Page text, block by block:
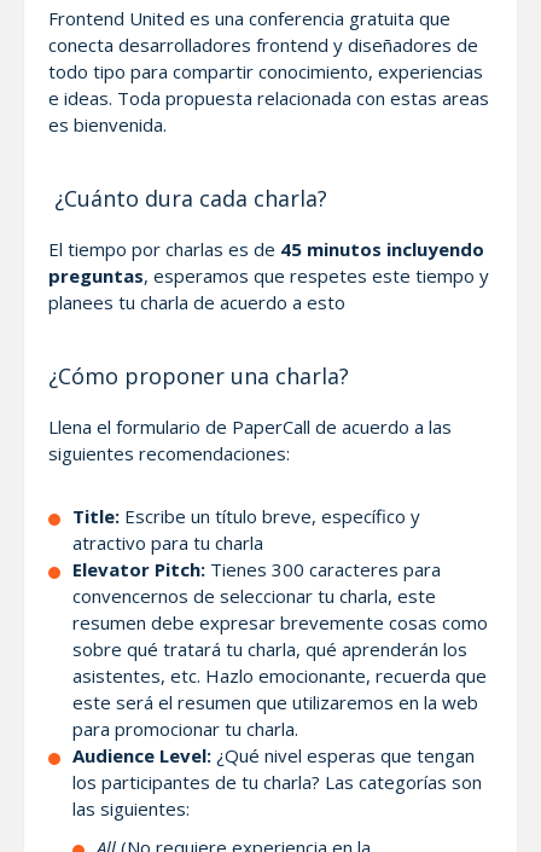
Frontend United es una conferencia gratuita que
conecta desarrolladores frontend y diseñadores de
todo tipo para compartir conocimiento, experiencias
e ideas. Toda propuesta relacionada con estas areas
es bienvenida.
¿Cuánto dura cada charla?
El tiempo por charlas es de 45 minutos incluyendo
preguntas, esperamos que respetes este tiempo y
planees tu charla de acuerdo a esto
¿Cómo proponer una charla?
Llena el formulario de PaperCall de acuerdo a las
siguientes recomendaciones:
Title: Escribe un título breve, específico y
atractivo para tu charla
Elevator Pitch: Tienes 300 caracteres para
convencernos de seleccionar tu charla, este
resumen debe expresar brevemente cosas como
sobre qué tratará tu charla, qué aprenderán los
asistentes, etc. Hazlo emocionante, recuerda que
este será el resumen que utilizaremos en la web
para promocionar tu charla.
Audience Level: ¿Qué nivel esperas que tengan
los participantes de tu charla? Las categorías son
las siguientes: